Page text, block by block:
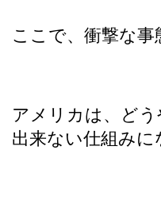
ここで、衝撃な事
アメリカは、ど
出来ない仕組みに